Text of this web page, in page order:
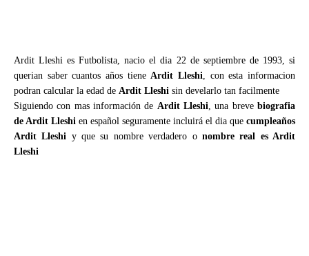
Ardit Lleshi es Futbolista, nacio el dia 22 de septiembre de 1993, si
querian saber cuantos años tieneArdit Lleshi, con esta informacion
podran calcular la edad de Ardit Lleshi sin develarlo tan facilmente
Siguiendo con mas información de Ardit Lleshi, una brevebiografia
de Ardit Lleshi en español seguramente incluirá el dia que cumpleaños
Ardit Lleshi y que su nombre verdadero o nombre real es Ardit
Lleshi